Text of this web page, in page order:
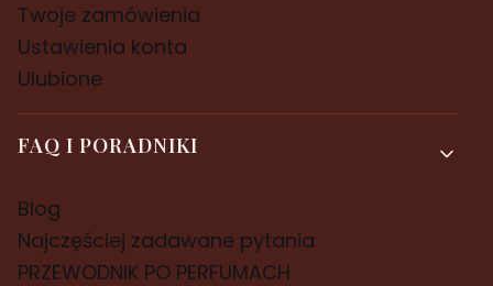
Twoje zamówienia
Ustawienia konta
Ulubione
FAQ I PORADNIKI
Blog
Najczęściej zadawane pytania
PRZEWODNIK PO PERFUMACH